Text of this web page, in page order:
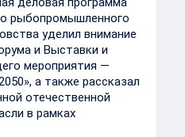
рыбопромышленного
уделил внимание
и Выставки и
мероприятия —
а также рассказал
отечественной
в рамках